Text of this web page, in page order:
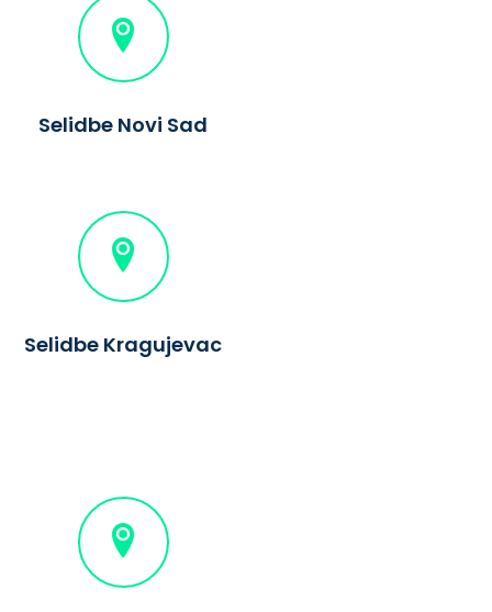
Selidbe Novi Sad
Selidbe Kragujevac